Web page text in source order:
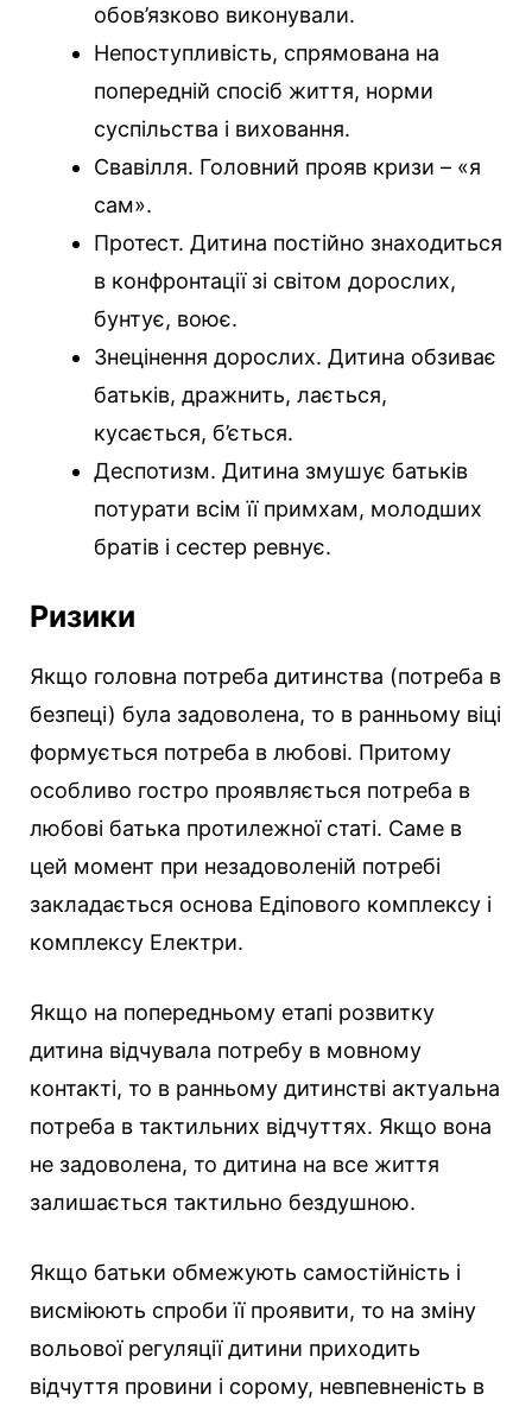
обов’язково виконували.
Непоступливість, спрямована на
попередній спосіб життя, норми
суспільства і виховання.
Свавілля. Головний прояв кризи – «я
сам».
Протест. Дитина постійно знаходиться
в конфронтації зі світом дорослих,
бунтує, воює.
Знецінення дорослих. Дитина обзиває
батьків, дражнить, лається,
кусається, б’ється.
Деспотизм. Дитина змушує батьків
потурати всім її примхам, молодших
братів і сестер ревнує.
Ризики
Якщо головна потреба дитинства (потреба в
безпеці) була задоволена, то в ранньому віці
формується потреба в любові. Притому
особливо гостро проявляється потреба в
любові батька протилежної статі. Саме в
цей момент при незадоволеній потребі
закладається основа Едіпового комплексу і
комплексу Електри.
Якщо на попередньому етапі розвитку
дитина відчувала потребу в мовному
контакті, то в ранньому дитинстві актуальна
потреба в тактильних відчуттях. Якщо вона
не задоволена, то дитина на все життя
залишається тактильно бездушною.
Якщо батьки обмежують самостійність і
висміюють спроби її проявити, то на зміну
вольової регуляції дитини приходить
відчуття провини і сорому, невпевненість в